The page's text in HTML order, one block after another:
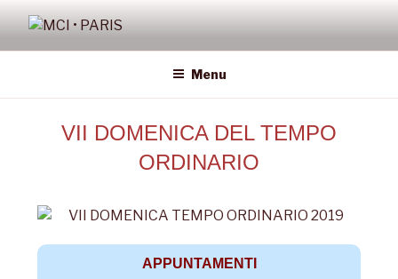
MCI • PARIS
Menu
VII DOMENICA DEL TEMPO
ORDINARIO
APPUNTAMENTI